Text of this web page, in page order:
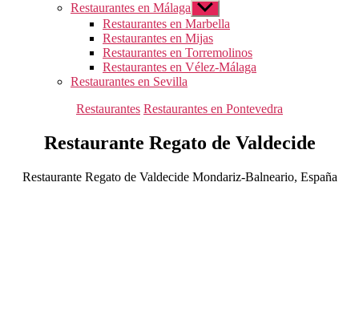
Restaurantes en Málaga Mostrar
el
submenú
Restaurantes en Marbella
Restaurantes en Mijas
Restaurantes en Torremolinos
Restaurantes en Vélez-Málaga
Restaurantes en Sevilla
Categorías
Restaurantes Restaurantes en Pontevedra
Restaurante Regato de Valdecide
Restaurante Regato de Valdecide Mondariz-Balneario, España